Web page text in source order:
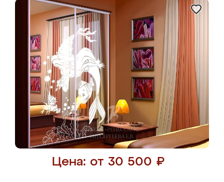
Цена: от 30 500 ₽